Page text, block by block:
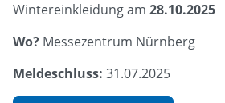
Wintereinkleidung am 28.10.2025
Wo? Messezentrum Nürnberg
Meldeschluss: 31.07.2025